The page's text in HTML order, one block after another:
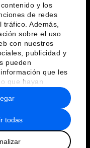
y los
de redes
Además,
sobre el uso
con nuestros
publicidad y
pueden
que les
que hayan
uso que haya
todas
de uso
Mundial